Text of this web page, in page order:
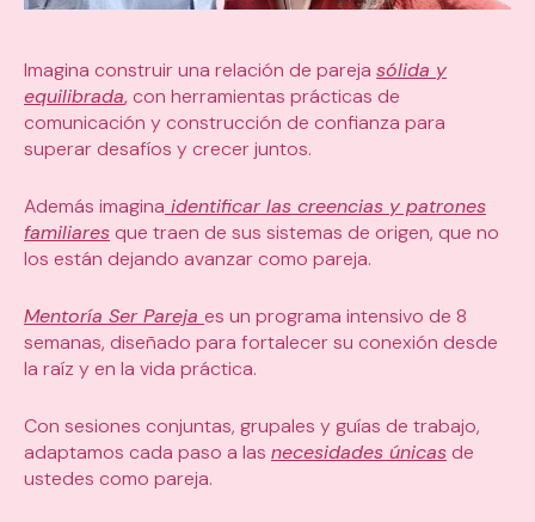
Imagina construir una relación de pareja sólida y
equilibrada, con herramientas prácticas de
comunicación y construcción de confianza para
superar desafíos y crecer juntos.
Además imagina identificar las creencias y patrones
familiares que traen de sus sistemas de origen, que no
los están dejando avanzar como pareja.
Mentoría Ser Pareja es un programa intensivo de 8
semanas, diseñado para fortalecer su conexión desde
la raíz y en la vida práctica.
Con sesiones conjuntas, grupales y guías de trabajo,
adaptamos cada paso a las necesidades únicas de
ustedes como pareja.